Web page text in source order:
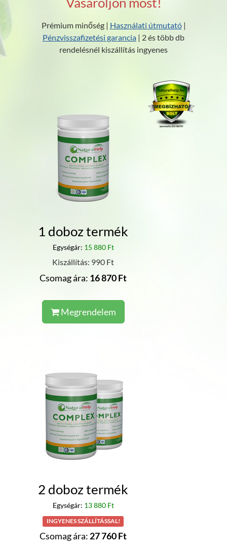
Prémium minőség | Használati útmutató|
Pénzvisszafizetési garancia | 2 és több db
rendelésnél kiszállítás ingyenes
1 doboz termék
Egységár: 15 880 Ft
Kiszállítás: 990 Ft
Csomag ára: 16 870 Ft
Megrendelem
2 doboz termék
Egységár: 13 880 Ft
INGYENES SZÁLLÍTÁSSAL!
Csomag ára: 27 760 Ft